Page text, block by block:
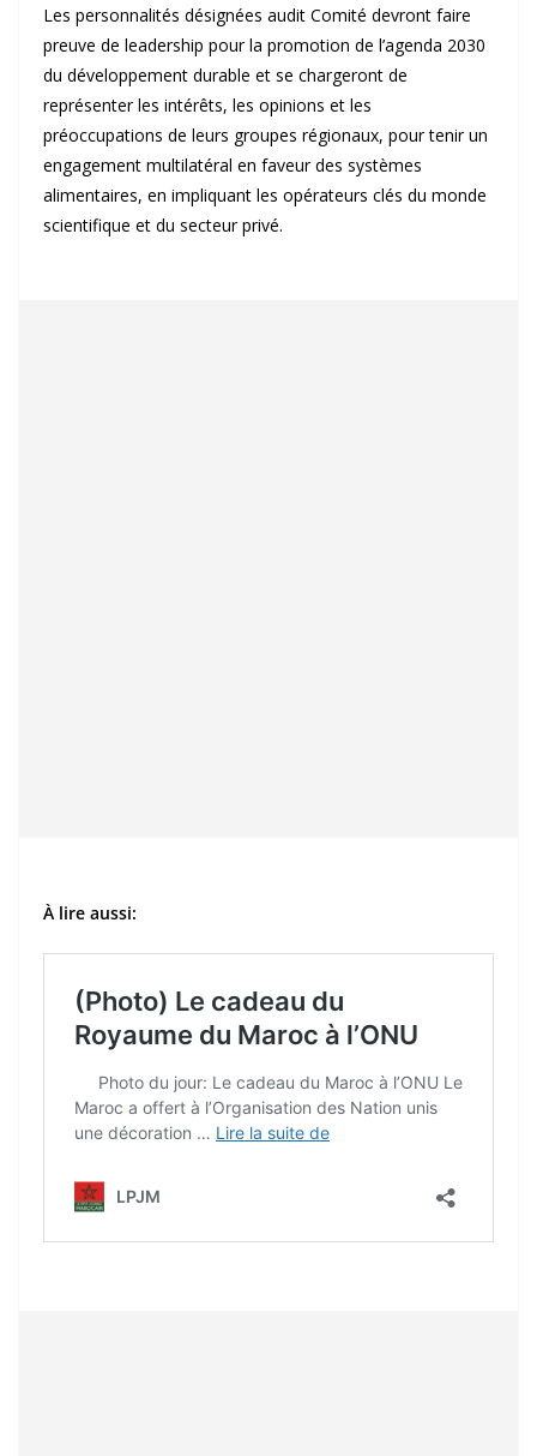
Les personnalités désignées audit Comité devront faire
preuve de leadership pour la promotion de l’agenda 2030
du développement durable et se chargeront de
représenter les intérêts, les opinions et les
préoccupations de leurs groupes régionaux, pour tenir un
engagement multilatéral en faveur des systèmes
alimentaires, en impliquant les opérateurs clés du monde
scientifique et du secteur privé.
À lire aussi: